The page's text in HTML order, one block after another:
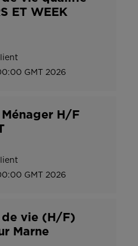
ET WEEK
GMT 2026
H/F
GMT 2026
de vie (H/F)
Marne